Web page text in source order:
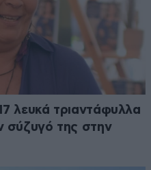
λευκά τριαντάφυλλα
σύζυγό της στην